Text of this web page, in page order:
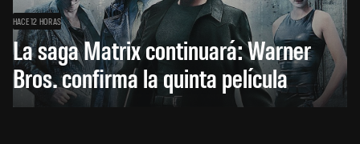
HACE 12 HORAS
La saga Matrix continuará: Warner
Bros. confirma la quinta película